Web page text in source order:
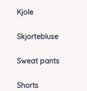
Kjole
Skjortebluse
Sweat pants
Shorts